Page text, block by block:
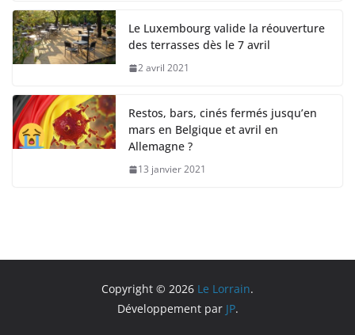
Le Luxembourg valide la réouverture
des terrasses dès le 7 avril
2 avril 2021
Restos, bars, cinés fermés jusqu’en
mars en Belgique et avril en
Allemagne ?
13 janvier 2021
Copyright © 2026 Le Lorrain.
Développement par JP.